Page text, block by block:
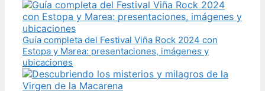
Guía completa del Festival Viña Rock 2024 con
Estopa y Marea: presentaciones, imágenes y
ubicaciones